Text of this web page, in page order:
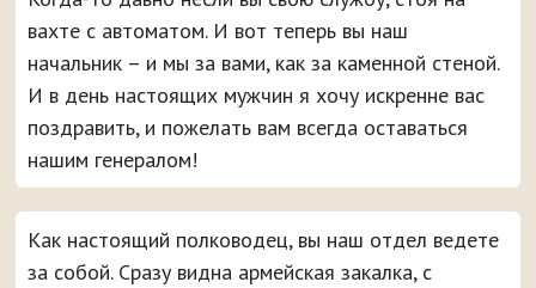
вахте с автоматом. И вот теперь вы наш
начальник – и мы за вами, как за каменной стеной.
И в день настоящих мужчин я хочу искренне вас
поздравить, и пожелать вам всегда оставаться
нашим генералом!
Как настоящий полководец, вы наш отдел ведете
за собой. Сразу видна армейская закалка, с